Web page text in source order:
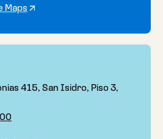
Maps
415, San Isidro, Piso 3,